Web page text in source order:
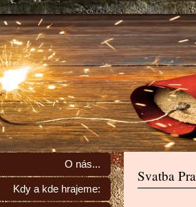
O nás...
Kdy a kde hrajeme:
Svatba